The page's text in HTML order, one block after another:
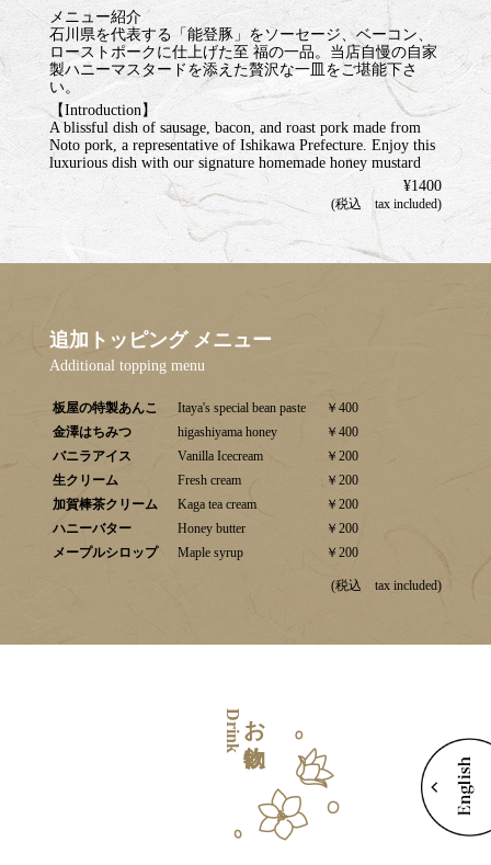
メニュー紹介
石川県を代表する「能登豚」をソーセージ、ベーコン、
ローストポークに仕上げた至 福の一品。当店自慢の自家
製ハニーマスタードを添えた贅沢な一皿をご堪能下さ
い。
【Introduction】
A blissful dish of sausage, bacon, and roast pork made from
Noto pork, a representative of Ishikawa Prefecture. Enjoy this
luxurious dish with our signature homemade honey mustard
¥1400
(税込 tax included)
追加トッピング メニュー
Additional topping menu
板屋の特製あんこ Itaya's special bean paste
￥400
金澤はちみつ
higashiyama honey
￥400
バニラアイス
Vanilla Icecream
￥200
生クリーム
Fresh cream
￥200
加賀棒茶クリーム
Kaga tea cream
￥200
ハニーバター
Honey butter
￥200
メープルシロップ
Maple syrup ￥200
(税込 tax included)
お飲物
Drink